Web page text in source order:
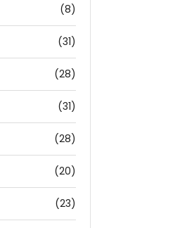
(8)
(31)
(28)
(31)
(28)
(20)
(23)